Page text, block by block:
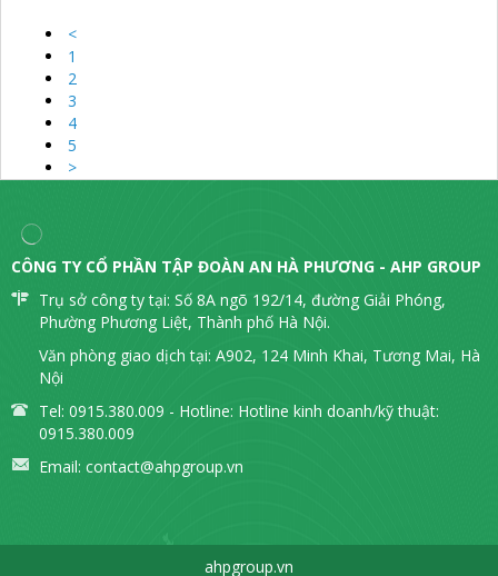
<
1
2
3
4
5
>
CÔNG TY CỔ PHẦN TẬP ĐOÀN AN HÀ PHƯƠNG - AHP GROUP
Trụ sở công ty tại: Số 8A ngõ 192/14, đường Giải Phóng,
Phường Phương Liệt, Thành phố Hà Nội.
Văn phòng giao dịch tại: A902, 124 Minh Khai, Tương Mai, Hà
Nội
Tel: 0915.380.009 - Hotline: Hotline kinh doanh/kỹ thuật:
0915.380.009
Email: contact@ahpgroup.vn
ahpgroup.vn